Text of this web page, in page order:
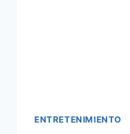
ENTRETENIMIENTO